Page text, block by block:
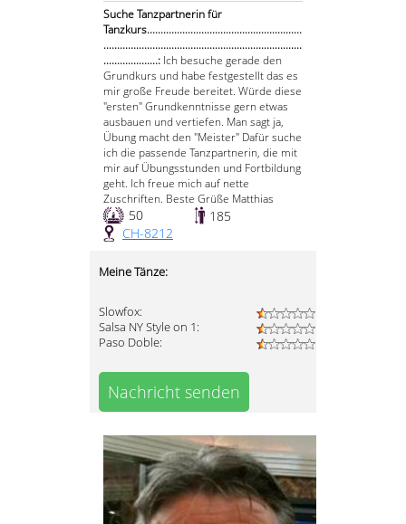
Suche Tanzpartnerin für
Tanzkurs.........................................................
.........................................................................
....................: Ich besuche gerade den
Grundkurs und habe festgestellt das es
mir große Freude bereitet. Würde diese
"ersten" Grundkenntnisse gern etwas
ausbauen und vertiefen. Man sagt ja,
Übung macht den "Meister" Dafür suche
ich die passende Tanzpartnerin, die mit
mir auf Übungsstunden und Fortbildung
geht. Ich freue mich auf nette
Zuschriften. Beste Grüße Matthias
50
185
CH-8212
Meine Tänze:
Slowfox:
Salsa NY Style on 1:
Paso Doble:
Nachricht senden